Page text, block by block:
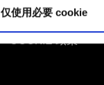
仅使用必要 cookie
隐私政策
COOKIE 政策